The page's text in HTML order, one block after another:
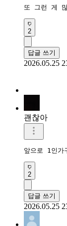
또 그런 게
2
답글 쓰기
2026.05.25
괜찮아
앞으로 1인
2
답글 쓰기
2026.05.25